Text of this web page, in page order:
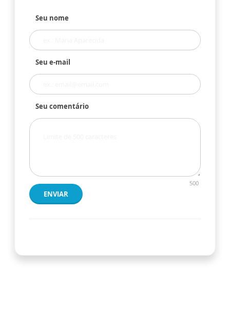
Seu nome
Seu e-mail
Seu comentário
500
ENVIAR